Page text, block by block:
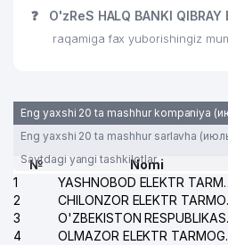
❓ O'zReS HALQ BANKI
raqamiga fax yuborishingiz
Eng yaxshi 20 ta mashhur kompaniya
Eng yaxshi 20 ta mashhur sarlavha
Saytdagi yangi tashkilotlar
№
Nomi
1
YASHNOBOD
2
3
4